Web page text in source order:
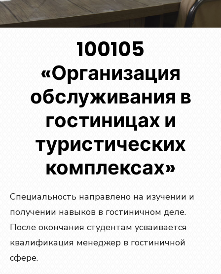
100105
«Организация
обслуживания в
гостиницах и
туристических
комплексах»
Специальность направлено на изучении и
получении навыков в гостиничном деле.
После окончания студентам усваивается
квалификация менеджер в гостиничной
сфере.